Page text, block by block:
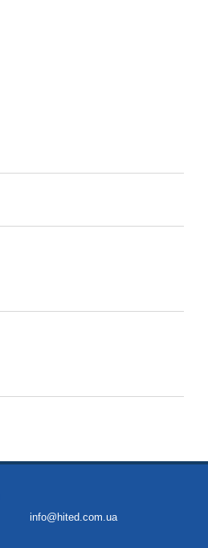
info@hited.com.ua